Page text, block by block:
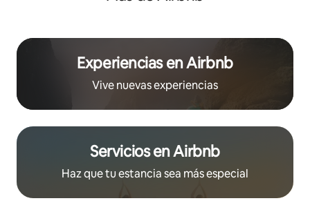
Experiencias en Airbnb
Vive nuevas experiencias
Servicios en Airbnb
Haz que tu estancia sea más especial